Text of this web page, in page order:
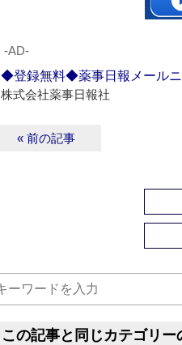
‐AD‐
◆登録無料◆薬事日報メール
株式会社薬事日報社
« 前の記事
この記事と同じカテゴリー